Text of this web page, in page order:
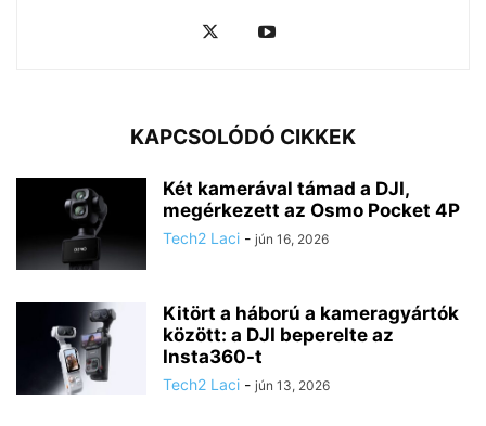
KAPCSOLÓDÓ CIKKEK
Két kamerával támad a DJI,
megérkezett az Osmo Pocket 4P
Tech2 Laci - jún 16, 2026
Kitört a háború a kameragyártók
között: a DJI beperelte az
Insta360-t
Tech2 Laci - jún 13, 2026